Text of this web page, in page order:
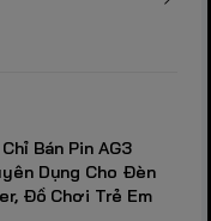
Bán Pin AG3
Dụng Cho Đèn
Đồ Chơi Trẻ Em